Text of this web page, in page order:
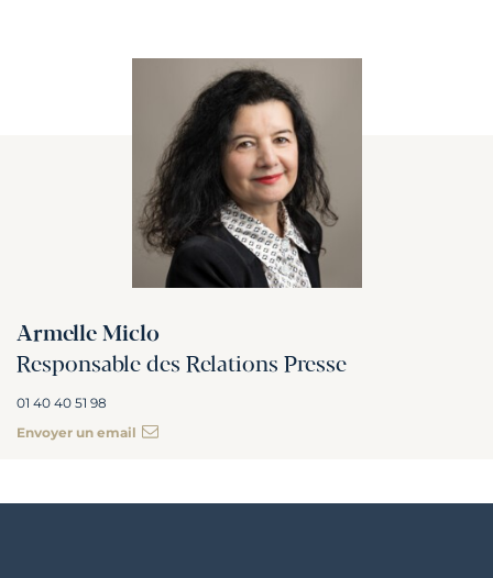
Armelle Miclo
Responsable des Relations Presse
01 40 40 51 98
Envoyer un email